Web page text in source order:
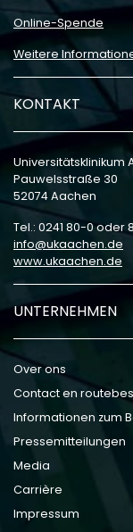
Online-Spende
Weitere
KONTAKT
Universitätsklinikum
Pauwelsstraße 30
52074 Aachen
Tel.: 0241 80-0 oder
info
ukaachen de
www.ukaachen.de
UNTERNEHMEN
Over ons
Contact en
Informationen zum
Pressemitteilungen
Media
Carrière
Impressum